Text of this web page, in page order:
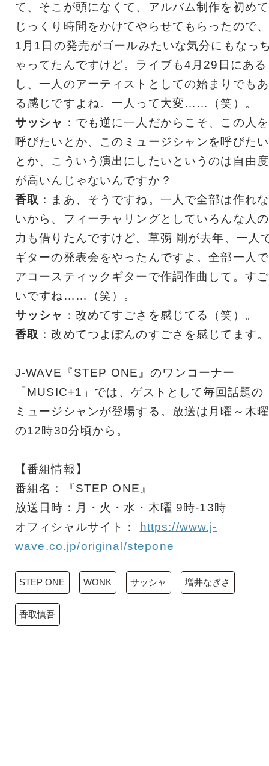
て、そこが頭になくて、アルバム制作を初めて
じっくり時間をかけてやらせてもらったので、
1月1日の発売がゴールみたいな気分にもなっ
ゃってたんですけど。ライブも4月29日にある
し、一人のアーティストとしての始まりでもあ
る感じですよね。一人って大変……（笑）。
サッシャ ：でも逆に一人だからこそ、この人を
呼びたいとか、このミュージシャンを呼びたい
とか、こういう演出にしたいというのは自由度
が高いんじゃないんですか？
香取 ：まあ、そうですね。一人で全部は作れな
いから、フィーチャリングとしていろんな人の
力も借りたんですけど。草彅 剛が去年、一人
ギターの発表会をやったんですよ。全部一人で
アコースティックギターで作詞作曲して。すご
いですね……（笑）。
サッシャ ：改めてすごさを感じてる（笑）。
香取 ：改めてつよぽんのすごさを感じてます。
J-WAVE『STEP ONE』のワンコーナー
「MUSIC+1」では、ゲストとして毎回話題の
ミュージシャンが登場する。放送は月曜～木曜
の12時30分頃から。
【番組情報】
番組名：『STEP ONE』
放送日時：月・火・水・木曜 9時-13時
オフィシャルサイト：
https://www.j-
wave.co.jp/original/stepone
STEP ONE WONK サッシャ 増井なぎさ
香取慎吾